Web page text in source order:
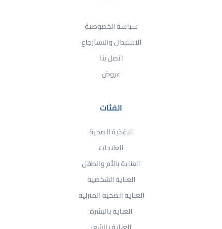
سياسة الخصوصية
الاستبدال والاسترجاع
اتصل بنا
عروض
الفئات
الاغذية الصحية
العلاجات
العناية بالأم والطفل
العناية الشخصية
العناية الصحية المنزلية
العناية بالبشرة